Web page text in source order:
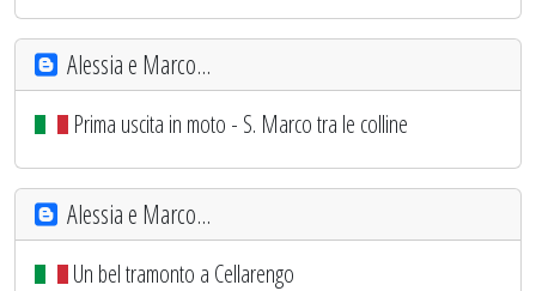
Alessia e Marco...
Prima uscita in moto - S. Marco tra le colline
Alessia e Marco...
Un bel tramonto a Cellarengo